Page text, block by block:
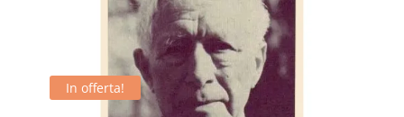
In offerta!